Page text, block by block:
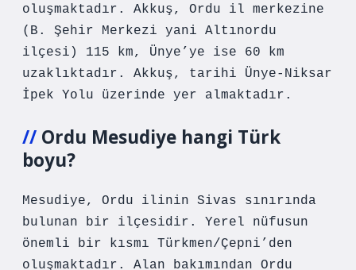
oluşmaktadır. Akkuş, Ordu il merkezine
(B. Şehir Merkezi yani Altınordu
ilçesi) 115 km, Ünye’ye ise 60 km
uzaklıktadır. Akkuş, tarihi Ünye-Niksar
İpek Yolu üzerinde yer almaktadır.
Ordu Mesudiye hangi Türk
boyu?
Mesudiye, Ordu ilinin Sivas sınırında
bulunan bir ilçesidir. Yerel nüfusun
önemli bir kısmı Türkmen/Çepni’den
oluşmaktadır. Alan bakımından Ordu